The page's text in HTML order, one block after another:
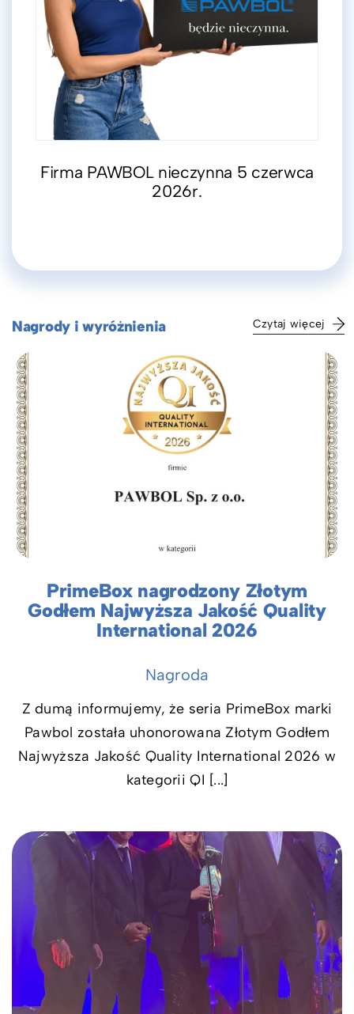
Firma PAWBOL nieczynna 5 czerwca
2026r.
Nagrody i wyróżnienia Czytaj więcej
PrimeBox nagrodzony Złotym
Godłem Najwyższa Jakość Quality
International 2026
Nagroda
Z dumą informujemy, że seria PrimeBox marki
Pawbol została uhonorowana Złotym Godłem
Najwyższa Jakość Quality International 2026 w
kategorii QI [...]